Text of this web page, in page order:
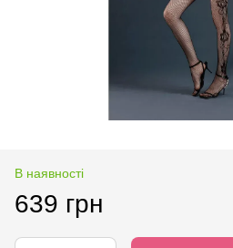
В наявності
639 грн